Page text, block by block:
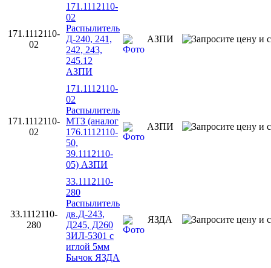
171.1112110-
02
171.1112110-
02
Распылитель
Д-240, 241,
242, 243,
245.12
АЗПИ
АЗПИ
171.1112110-
02
171.1112110-
02
Распылитель
МТЗ (аналог
176.1112110-
50,
39.1112110-
05) АЗПИ
АЗПИ
33.1112110-
280
33.1112110-
280
Распылитель
дв.Д-243,
Д245, Д260
ЗИЛ-5301 с
иглой 5мм
Бычок ЯЗДА
ЯЗДА